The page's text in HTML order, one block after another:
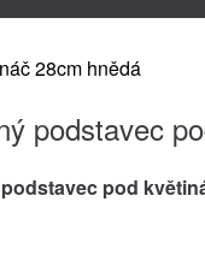
28cm hnědá
podstavec
pod